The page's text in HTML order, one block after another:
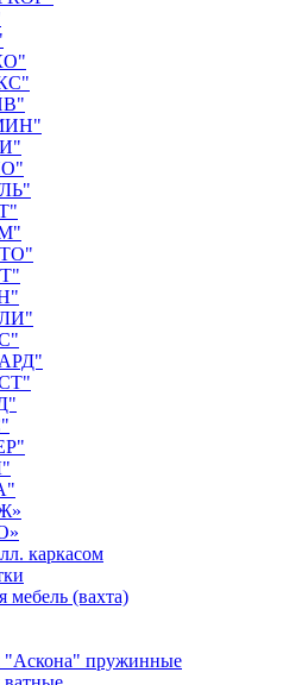
каркасом
мебель (вахта)
"Аскона" пружинные